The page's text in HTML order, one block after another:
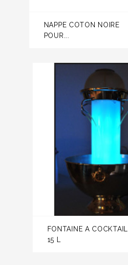
NAPPE COTON NOIRE
POUR...
FONTAINE A COCKTAIL
15 L